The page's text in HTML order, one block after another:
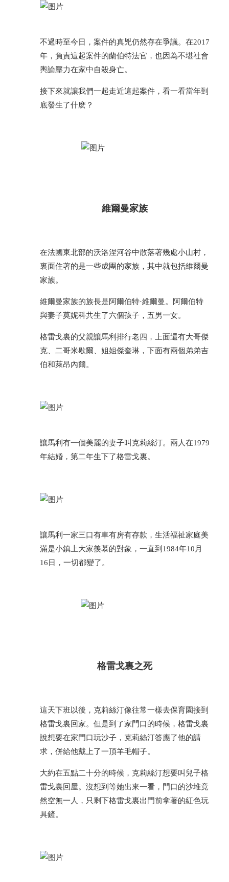
不過時至今日，案件的真兇仍然存在爭議。在2017
年，負責這起案件的蘭伯特法官，也因為不堪社會
輿論壓力在家中自殺身亡。
接下來就讓我們一起走近這起案件，看一看當年到
底發生了什麽？
維爾曼家族
在法國東北部的沃洛涅河谷中散落著幾處小山村，
裏面住著的是一些成團的家族，其中就包括維爾曼
家族。
維爾曼家族的族長是阿爾伯特·維爾曼。阿爾伯特
與妻子莫妮科共生了六個孩子，五男一女。
格雷戈裏的父親讓馬利排行老四，上面還有大哥傑
克、二哥米歇爾、姐姐傑奎琳，下面有兩個弟弟吉
伯和萊昂內爾。
讓馬利有一個美麗的妻子叫克莉絲汀。兩人在1979
年結婚，第二年生下了格雷戈裏。
讓馬利一家三口有車有房有存款，生活福祉家庭美
滿是小鎮上大家羨慕的對象，一直到1984年10月
16日，一切都變了。
格雷戈裏之死
這天下班以後，克莉絲汀像往常一樣去保育園接到
格雷戈裏回家。但是到了家門口的時候，格雷戈裏
說想要在家門口玩沙子，克莉絲汀答應了他的請
求，併給他戴上了一頂羊毛帽子。
大約在五點二十分的時候，克莉絲汀想要叫兒子格
雷戈裏回屋。沒想到等她出來一看，門口的沙堆竟
然空無一人，只剩下格雷戈裏出門前拿著的紅色玩
具鏟。